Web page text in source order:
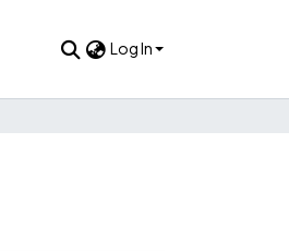
Log In